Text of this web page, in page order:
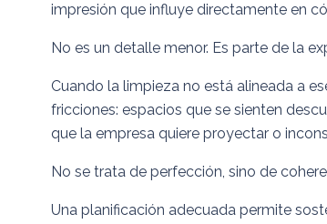
impresión que influye directamente en
No es un detalle menor. Es parte de la
Cuando la limpieza no está alineada a
fricciones: espacios que se sienten
que la empresa quiere proyectar o
No se trata de perfección, sino de
Una planificación adecuada permite